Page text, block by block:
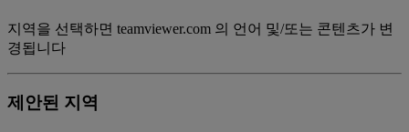
지역을 선택하면 teamviewer.com 의 언어 및/또는 콘텐츠가 변
경됩니다
제안된 지역